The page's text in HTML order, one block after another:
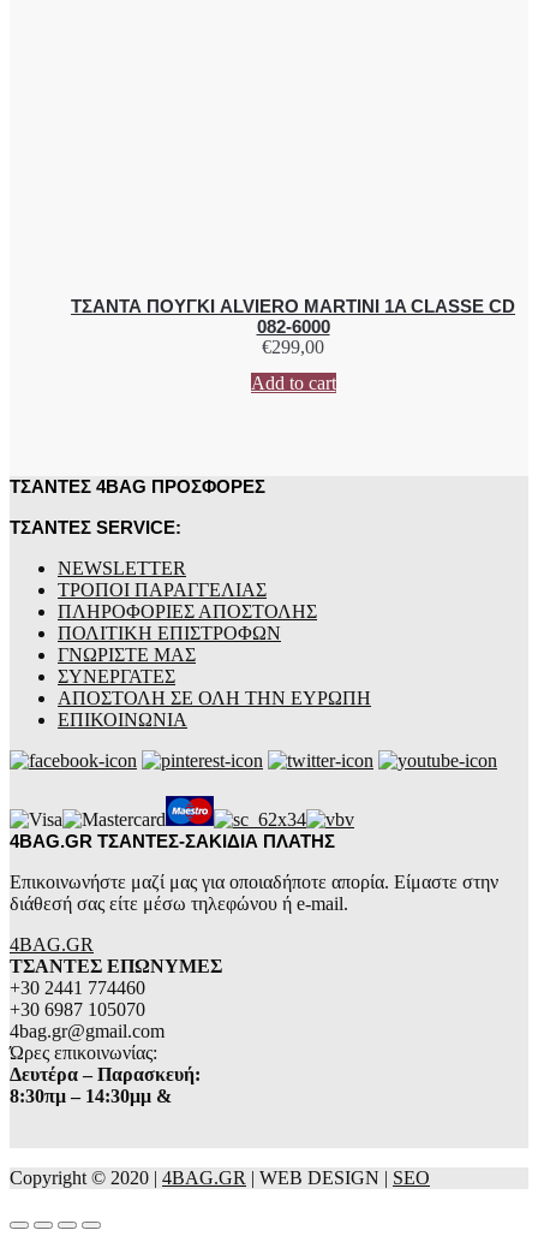
ΤΣΑΝΤΑ ΠΟΥΓΚΙ ALVIERO MARTINI 1A CLASSE CD
082-6000
€299,00
Add to cart
ΤΣΑΝΤΕΣ 4BAG ΠΡΟΣΦΟΡΕΣ
ΤΣΑΝΤΕΣ SERVICE:
NEWSLETTER
ΤΡΟΠΟΙ ΠΑΡΑΓΓΕΛΙΑΣ
ΠΛΗΡΟΦΟΡΙΕΣ ΑΠΟΣΤΟΛΗΣ
ΠΟΛΙΤΙΚΗ ΕΠΙΣΤΡΟΦΩΝ
ΓΝΩΡΙΣΤΕ ΜΑΣ
ΣΥΝΕΡΓΑΤΕΣ
ΑΠΟΣΤΟΛΗ ΣΕ ΟΛΗ ΤΗΝ ΕΥΡΩΠΗ
ΕΠΙΚΟΙΝΩΝΙΑ
4BAG.GR ΤΣΑΝΤΕΣ-ΣΑΚΙΔΙΑ ΠΛΑΤΗΣ
Επικοινωνήστε μαζί μας για οποιαδήποτε απορία. Είμαστε στην
διάθεσή σας είτε μέσω τηλεφώνου ή e-mail.
4BAG.GR
ΤΣΑΝΤΕΣ ΕΠΩΝΥΜΕΣ
+30 2441 774460
+30 6987 105070
4bag.gr@gmail.com
Ώρες επικοινωνίας:
Δευτέρα – Παρασκευή:
8:30πμ – 14:30μμ &
Copyright © 2020 | 4BAG.GR | WEB DESIGN | SEO